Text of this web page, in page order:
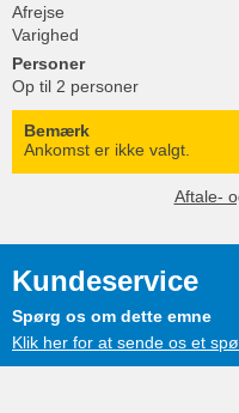
Afrejse
Varighed
Personer
Op til 2 personer
Bemærk
Ankomst er ikke valgt.
Aftale-
Kundeservice
Spørg os om dette emne
Klik her for at sende os et